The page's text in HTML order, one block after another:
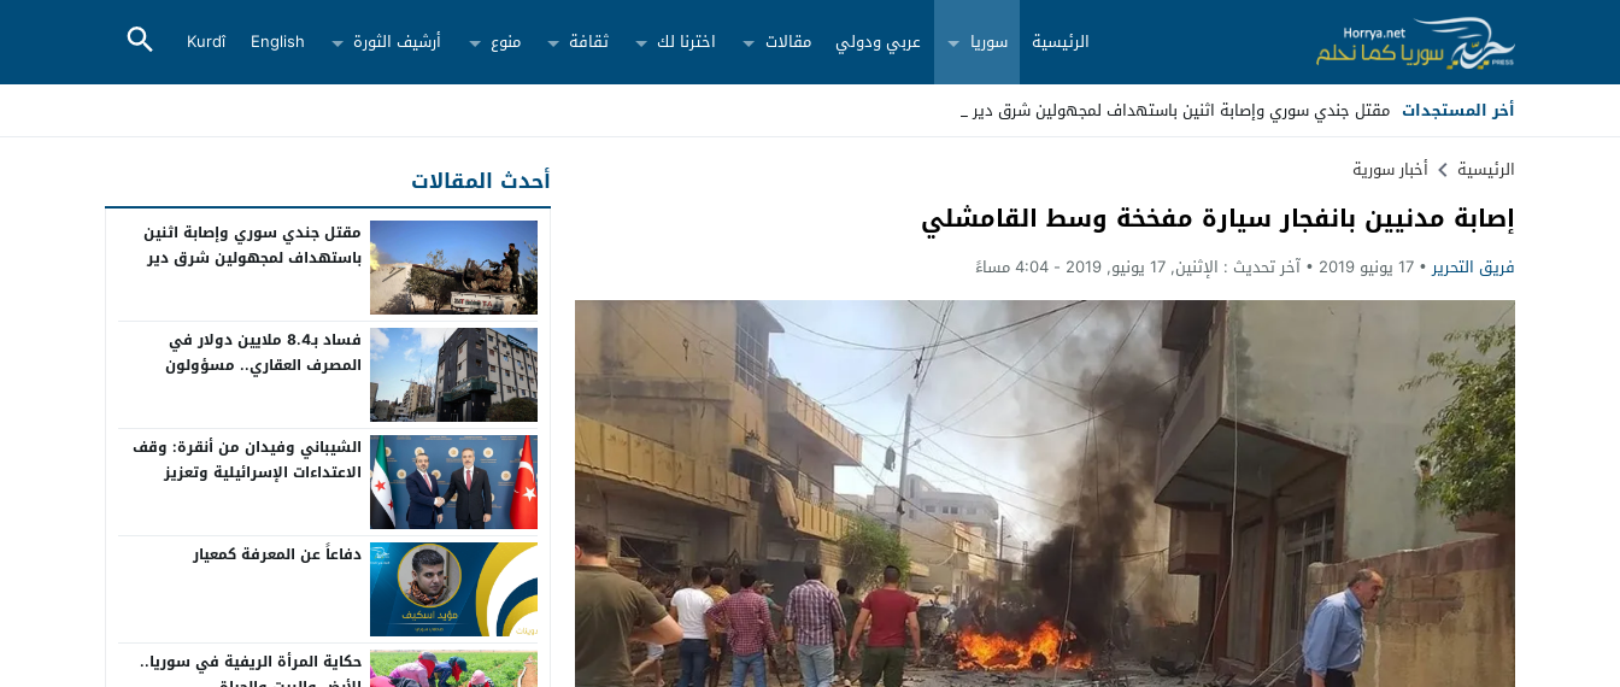
الرئيسية سوريا عربي ودولي مقالات اخترنا لك ثقافة منوع أرشيف الثورة English
Kurdî
أخر المستجدات مقتل جندي سوري وإصابة اثنين باستهداف لمجهولين شرق دير الزور
Stop
Previous
Next
الرئيسية أخبار سورية
إصابة مدنيين بانفجار سيارة مفخخة وسط القامشلي
فريق التحرير 17 يونيو 2019 آخر تحديث : الإثنين, 17 يونيو, 2019 - 4:04 مساءً
أحدث المقالات
مقتل جندي سوري وإصابة اثنين
باستهداف لمجهولين شرق دير
فساد بـ8.4 ملايين دولار في
المصرف العقاري.. مسؤولون
الشيباني وفيدان من أنقرة: وقف
الاعتداءات الإسرائيلية وتعزيز
دفاعاً عن المعرفة كمعيار
حكاية المرأة الريفية في سوريا..